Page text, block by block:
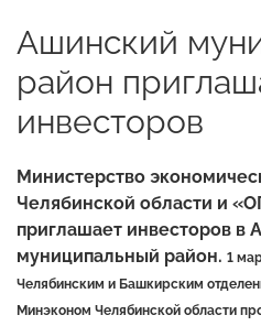
Ашинский
район
инвесторов
Министерство
Челябинской области и
приглашает инвесторов в
муниципальный район. 1
Челябинским и Башкирским
Минэконом Челябинской области